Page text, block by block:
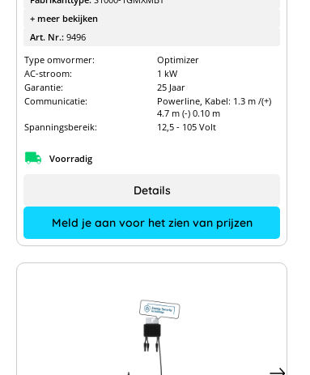
+ meer bekijken
Art. Nr.: 9496
Type omvormer:
Optimizer
AC-stroom:
1 kW
Garantie:
25 Jaar
Communicatie:
Powerline, Kabel: 1.3 m /(+)
4.7 m (-) 0.10 m
Spanningsbereik:
12,5 - 105 Volt
Voorradig
Meld je aan voor het zien van prijzen
Details